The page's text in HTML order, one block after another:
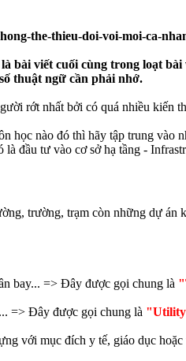
viết cuối cùng trong loạt
thuật ngữ cần phải nhớ.
rớt nhất bởi có quá nhiều kiến
học nào đó thì hãy tập trung vào
đầu tư vào cơ sở hạ tầng -
trường, trạm còn những dự
bay... => Đây được gọi chung là
=> Đây được gọi chung là "Utility
với mục đích y tế, giáo dục hoặc